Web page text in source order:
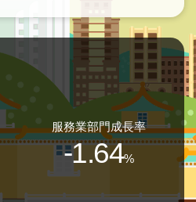
服務業部門成長率
-1.64%